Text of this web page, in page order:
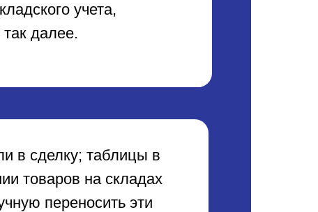
учета,
далее.
в сделку; таблицы в
товаров на складах
переносить эти